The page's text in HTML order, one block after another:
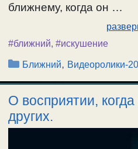
ближнему, когда он …
#ближний, #искушение
Рубрики
Ближний, Видеоролики-
О восприятии,
других.